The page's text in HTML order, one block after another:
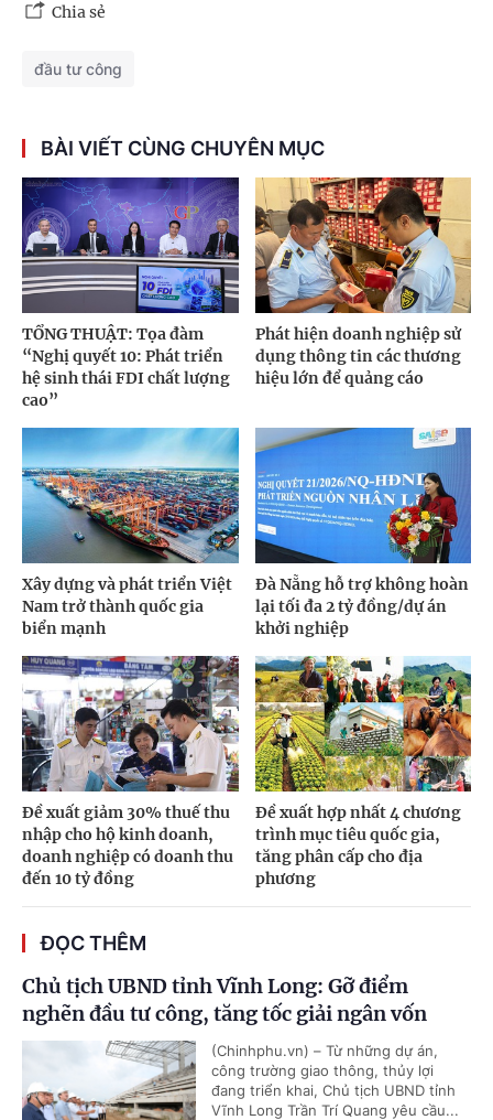
Chia sẻ
đầu tư công
BÀI VIẾT CÙNG CHUYÊN MỤC
TỔNG THUẬT: Tọa đàm
“Nghị quyết 10: Phát triển
hệ sinh thái FDI chất lượng
cao”
Phát hiện doanh nghiệp sử
dụng thông tin các thương
hiệu lớn để quảng cáo
Xây dựng và phát triển Việt
Nam trở thành quốc gia
biển mạnh
Đà Nẵng hỗ trợ không hoàn
lại tối đa 2 tỷ đồng/dự án
khởi nghiệp
Đề xuất giảm 30% thuế thu
nhập cho hộ kinh doanh,
doanh nghiệp có doanh thu
đến 10 tỷ đồng
Đề xuất hợp nhất 4 chương
trình mục tiêu quốc gia,
tăng phân cấp cho địa
phương
ĐỌC THÊM
Chủ tịch UBND tỉnh Vĩnh Long: Gỡ điểm
nghẽn đầu tư công, tăng tốc giải ngân vốn
(Chinhphu.vn) – Từ những dự án,
công trường giao thông, thủy lợi
đang triển khai, Chủ tịch UBND tỉnh
Vĩnh Long Trần Trí Quang yêu cầu...